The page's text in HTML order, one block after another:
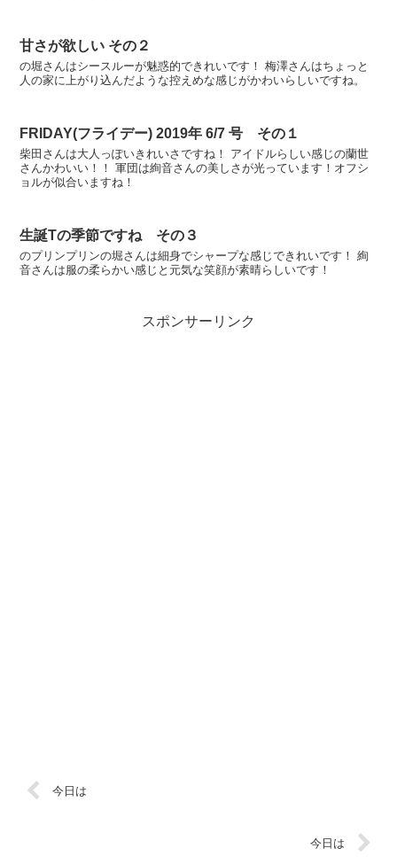
甘さが欲しい その２
の堀さんはシースルーが魅惑的できれいです！ 梅澤さんはちょっと
人の家に上がり込んだような控えめな感じがかわいらしいですね。
FRIDAY(フライデー) 2019年 6/7 号 その１
柴田さんは大人っぽいきれいさですね！ アイドルらしい感じの蘭世
さんかわいい！！ 軍団は絢音さんの美しさが光っています！オフシ
ョルが似合いますね！
生誕Tの季節ですね その３
のプリンプリンの堀さんは細身でシャープな感じできれいです！ 絢
音さんは服の柔らかい感じと元気な笑顔が素晴らしいです！
スポンサーリンク
今日は
今日は